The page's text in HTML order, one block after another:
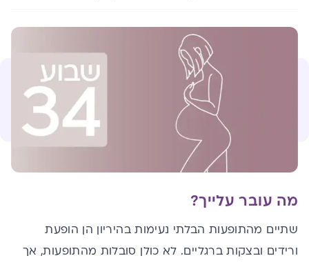
מה עובר עלייך?
שתיים מהתופעות הבלתי נעימות בהיריון הן הופעת
ורידים ובצקות ברגליים. לא כולן סובלות מהתופעות, אך